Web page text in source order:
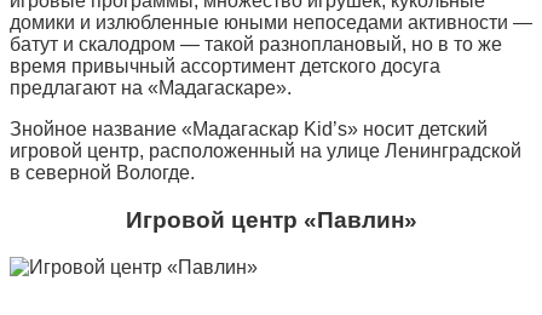
домики и излюбленные юными непоседами активности —
батут и скалодром — такой разноплановый, но в то же
время привычный ассортимент детского досуга
предлагают на «Мадагаскаре».
Знойное название «Мадагаскар Kid’s» носит детский
игровой центр, расположенный на улице Ленинградской
в северной Вологде.
Игровой центр «Павлин»